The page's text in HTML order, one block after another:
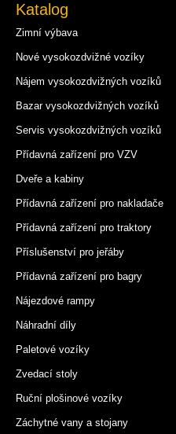
Katalog
Zimní výbava
Nové vysokozdvižné vozíky
Nájem vysokozdvižných vozíků
Bazar vysokozdvižných vozíků
Servis vysokozdvižných vozíků
Přídavná zařízení pro VZV
Dveře a kabiny
Přídavná zařízení pro nakladače
Přídavná zařízení pro traktory
Příslušenství pro jeřáby
Přídavná zařízení pro bagry
Nájezdové rampy
Náhradní díly
Paletové vozíky
Zvedací stoly
Ruční plošinové vozíky
Záchytné vany a stojany